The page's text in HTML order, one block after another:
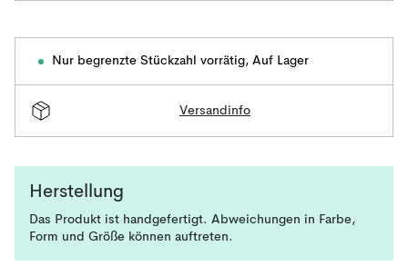
Nur begrenzte Stückzahl vorrätig, Auf Lager
Versandinfo
Herstellung
Das Produkt ist handgefertigt. Abweichungen in Farbe,
Form und Größe können auftreten.